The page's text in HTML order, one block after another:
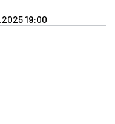
19:00